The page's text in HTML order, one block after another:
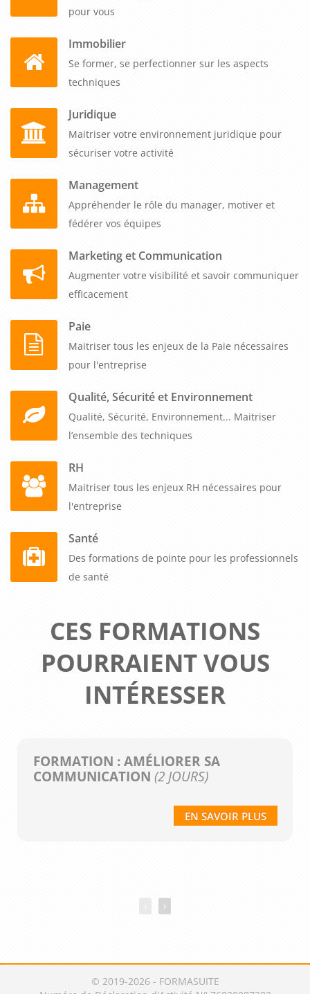
pour vous
Immobilier
Se former, se perfectionner sur les aspects
techniques
Juridique
Maitriser votre environnement juridique pour
sécuriser votre activité
Management
Appréhender le rôle du manager, motiver et
fédérer vos équipes
Marketing et Communication
Augmenter votre visibilité et savoir communiquer
efficacement
Paie
Maitriser tous les enjeux de la Paie nécessaires
pour l'entreprise
Qualité, Sécurité et Environnement
Qualité, Sécurité, Environnement... Maitriser
l’ensemble des techniques
RH
Maitriser tous les enjeux RH nécessaires pour
l'entreprise
Santé
Des formations de pointe pour les professionnels
de santé
CES FORMATIONS
POURRAIENT VOUS
INTÉRESSER
FORMATION : AMÉLIORER SA
COMMUNICATION (2 JOURS)
EN SAVOIR PLUS
›
© 2019-2026 - FORMASUITE